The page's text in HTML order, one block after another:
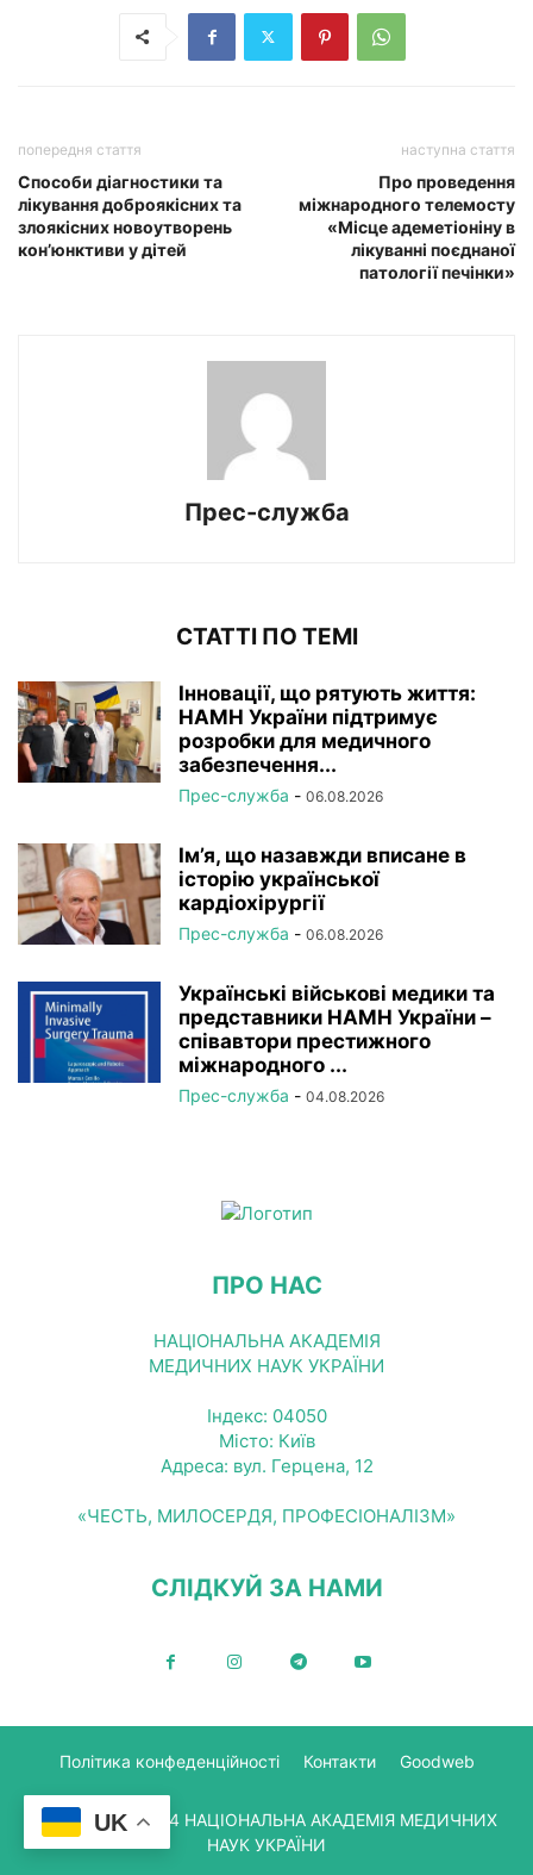
попередня стаття
Способи діагностики та
лікування доброякісних та
злоякісних новоутворень
кон’юнктиви у дітей
наступна стаття
Про проведення
міжнародного телемосту
«Місце адеметіоніну в
лікуванні поєднаної
патології печінки»
Прес-служба
СТАТТІ ПО ТЕМІ
Інновації, що рятують життя:
НАМН України підтримує
розробки для медичного
забезпечення...
Прес-служба - 06.08.2026
Ім’я, що назавжди вписане в
історію української
кардіохірургії
Прес-служба - 06.08.2026
Українські військові медики та
представники НАМН України –
співавтори престижного
міжнародного ...
Прес-служба - 04.08.2026
ПРО НАС
НАЦІОНАЛЬНА АКАДЕМІЯ
МЕДИЧНИХ НАУК УКРАЇНИ
Індекс: 04050
Місто: Київ
Адреса: вул. Герцена, 12
«ЧЕСТЬ, МИЛОСЕРДЯ, ПРОФЕСІОНАЛІЗМ»
СЛІДКУЙ ЗА НАМИ
Політика конфеденційності Контакти Goodweb
© Copyright 2024 НАЦІОНАЛЬНА АКАДЕМІЯ МЕДИЧНИХ
НАУК УКРАЇНИ
UK